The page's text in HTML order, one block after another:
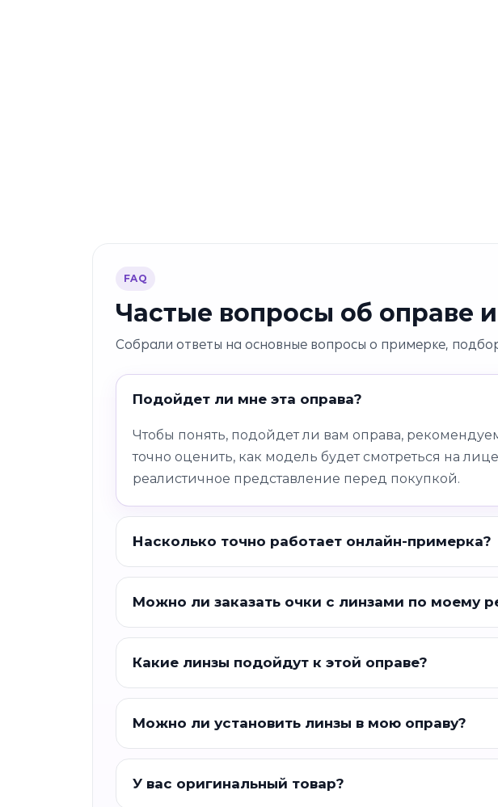
FAQ
Частые вопросы об оправе
Собрали ответы на основные вопросы о примерке,
Подойдет ли мне эта оправа?
Чтобы понять, подойдет ли вам оправа,
точно оценить, как модель будет смотреться на
реалистичное представление перед покупкой.
Насколько точно работает онлайн-примерка?
Можно ли заказать очки с линзами по моему
Какие линзы подойдут к этой оправе?
Можно ли установить линзы в мою оправу?
У вас оригинальный товар?